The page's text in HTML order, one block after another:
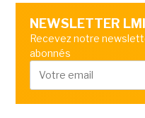
NEWSLETTER LMI
Recevez notre
abonnés